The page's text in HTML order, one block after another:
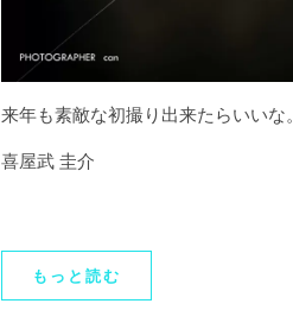
来年も素敵な初撮り出来たらいいな。
喜屋武 圭介
もっと読む